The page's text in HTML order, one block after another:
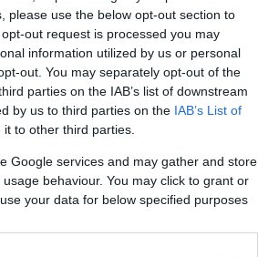
please use the below opt-out section to
out request is processed you may
information utilized by us or personal
out. You may separately opt-out of the
parties on the IAB’s list of downstream
by us to third parties on the IAB’s List of
to other third parties.
Google services and may gather and store
behaviour. You may click to grant or
your data for below specified purposes